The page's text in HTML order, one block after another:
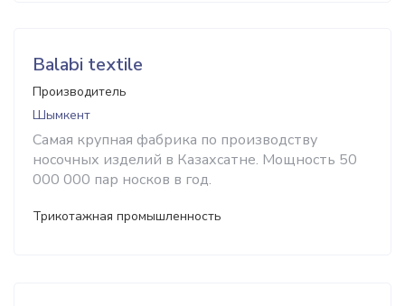
Balabi textile
Производитель
Шымкент
Самая крупная фабрика по производству
носочных изделий в Казахсатне. Мощность 50
000 000 пар носков в год.
Трикотажная промышленность